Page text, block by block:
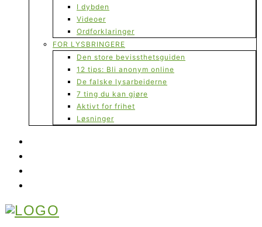
I dybden
Videoer
Ordforklaringer
FOR LYSBRINGERE
Den store bevissthetsguiden
12 tips: Bli anonym online
De falske lysarbeiderne
7 ting du kan gjøre
Aktivt for frihet
Løsninger